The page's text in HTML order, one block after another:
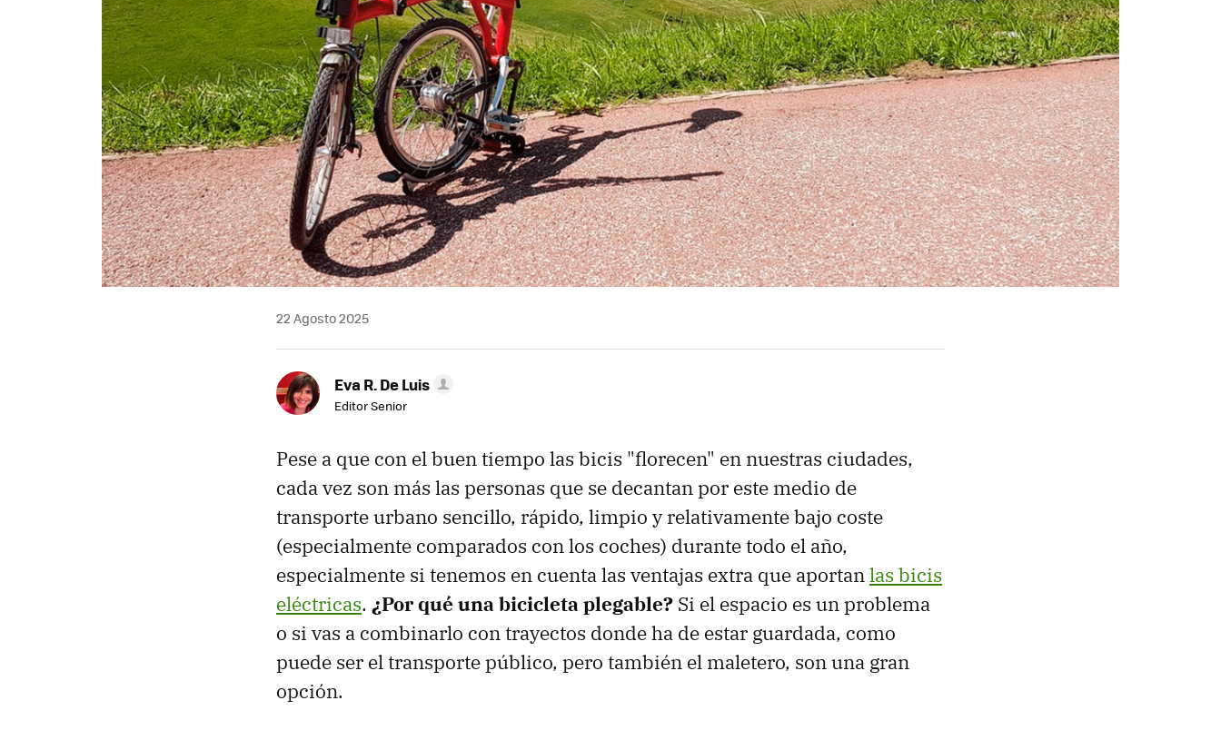
22 Agosto 2025
Eva R. De Luis
Editor Senior
Pese a que con el buen tiempo las bicis "florecen" en nuestras ciudades,
cada vez son más las personas que se decantan por este medio de
transporte urbano sencillo, rápido, limpio y relativamente bajo coste
(especialmente comparados con los coches) durante todo el año,
especialmente si tenemos en cuenta las ventajas extra que aportanlas bicis
eléctricas. ¿Por qué una bicicleta plegable? Si el espacio es un problema
o si vas a combinarlo con trayectos donde ha de estar guardada, como
puede ser el transporte público, pero también el maletero, son una gran
opción.